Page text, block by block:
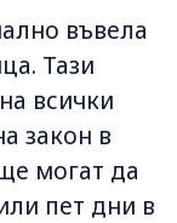
въвела
Тази
всички
закон в
могат да
пет дни в